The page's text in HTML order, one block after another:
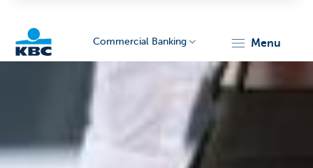
Commercial Banking menu